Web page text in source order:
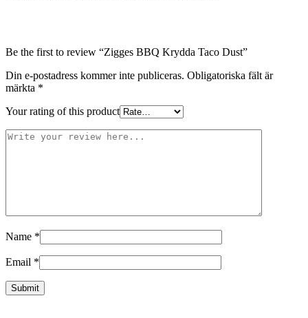
Be the first to review “Zigges BBQ Krydda Taco Dust”
Din e-postadress kommer inte publiceras. Obligatoriska fält är
märkta *
Your rating of this product
Name *
Email *